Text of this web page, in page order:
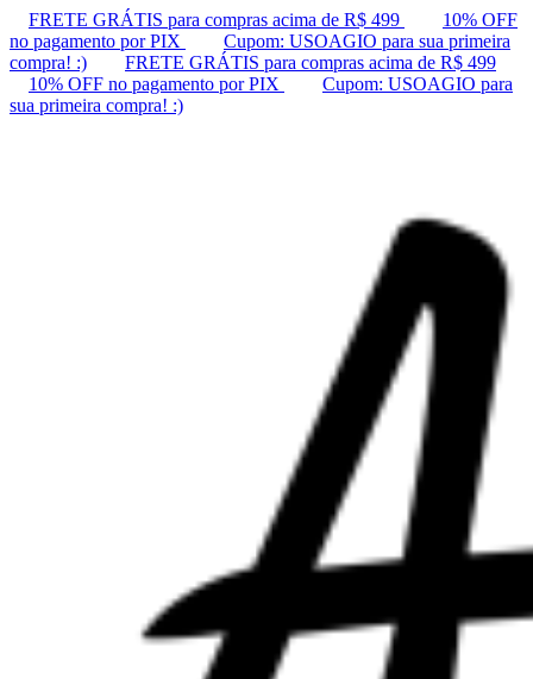
FRETE GRÁTIS para compras acima de R$ 499
10% OFF
no pagamento por PIX
Cupom: USOAGIO para sua primeira
compra! :)
FRETE GRÁTIS para compras acima de R$ 499
10% OFF no pagamento por PIX
Cupom: USOAGIO para
sua primeira compra! :)